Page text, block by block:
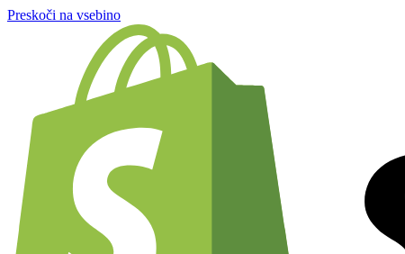
Preskoči na vsebino